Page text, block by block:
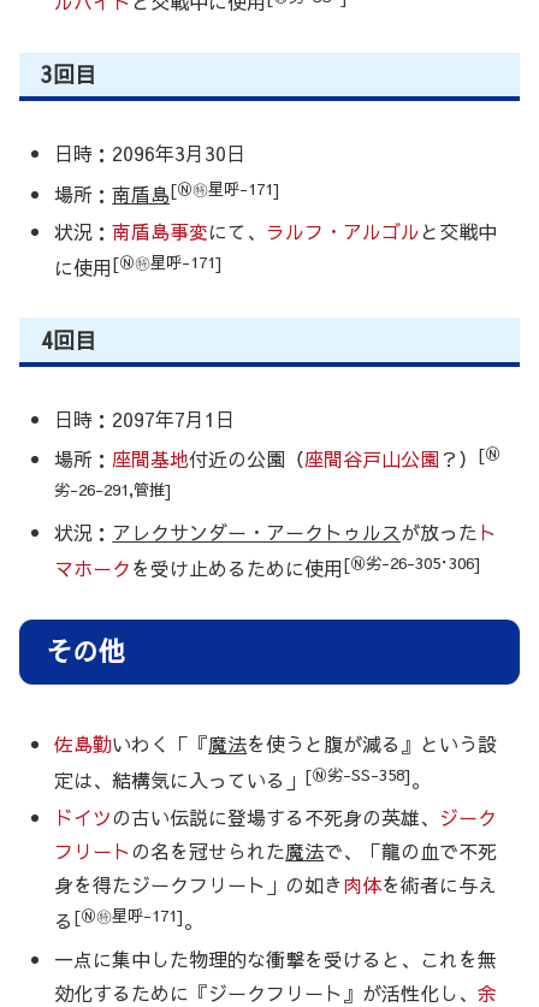
3回目
日時：2096年3月30日
場所：南盾島[Ⓝ㊕星呼-171]
状況：南盾島事変にて、 ラルフ・アルゴルと交戦中
に使用[Ⓝ㊕星呼-171]
4回目
日時：2097年7月1日
場所：座間基地付近の公園（座間谷戸山公園？） [Ⓝ
劣-26-291,管推]
状況： アレクサンダー・アークトゥルスが放った ト
マホークを受け止めるために使用[Ⓝ劣-26-305･306]
その他
佐島勤いわく「『魔法を使うと腹が減る』という設
定は、結構気に入っている」 [Ⓝ劣-SS-358]。
ドイツの古い伝説に登場する不死身の英雄、 ジーク
フリート の名を冠せられた魔法で、「龍の血で不死
身を得たジークフリート」の如き肉体を術者に与え
る [Ⓝ㊕星呼-171]。
一点に集中した物理的な衝撃を受けると、これを無
効化するために『ジークフリート』が活性化し、余